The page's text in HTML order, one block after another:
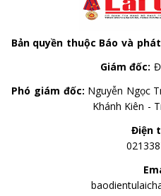
Bản quyền thuộc Báo và
Giám đốc:
Phó giám đốc: Nguyễn Ngọc
Khánh Kiên -
Điện